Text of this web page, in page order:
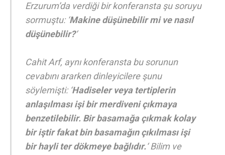
Erzurum’da verdiği bir konferansta şu soruyu
sormuştu: ‘Makine düşünebilir mi ve nasıl
düşünebilir?‘
Cahit Arf, aynı konferansta bu sorunun
cevabını ararken dinleyicilere şunu
söylemişti: ‘Hadiseler veya tertiplerin
anlaşılması işi bir merdiveni çıkmaya
benzetilebilir. Bir basamağa çıkmak kolay
bir iştir fakat bin basamağın çıkılması işi
bir hayli ter dökmeye bağlıdır.‘ Bilim ve